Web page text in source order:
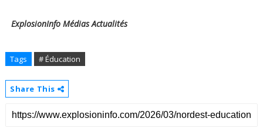
ExplosionInfo Médias Actualités
Tags # Éducation
Share This